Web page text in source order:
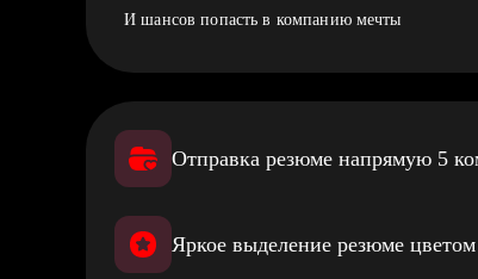
И шансов попасть в компанию мечты
Отправка резюме напрямую 5
Яркое выделение резюме цветом